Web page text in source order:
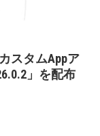
スタムAppア
」を配布